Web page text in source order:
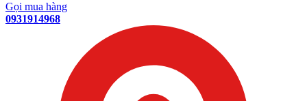
Gọi mua hàng
0931914968